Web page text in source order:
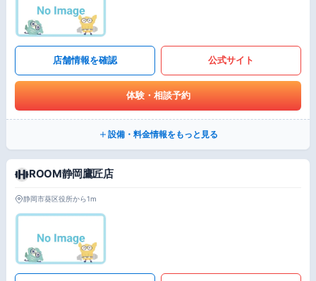
店舗情報を確認 公式サイト
体験・相談予約
設備・料金情報をもっと見る
ROOM静岡鷹匠店
静岡市葵区役所から1m